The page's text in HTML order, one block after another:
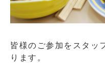
皆様のご参加をスタッ
ります。